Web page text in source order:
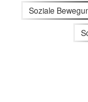
Soziale